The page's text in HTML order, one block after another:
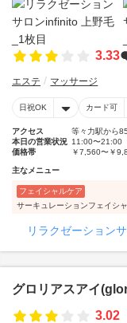
3.33
エステ マッサージ
日祝OK カード可
アクセス
等々力駅から
本日の営業状況 11:00〜21:00
価格帯
￥7,560〜￥
主なメニュー
フェイシャルケア
サーキュレーションフェイシ
リラクゼーション
グロリアスアイ
3.02